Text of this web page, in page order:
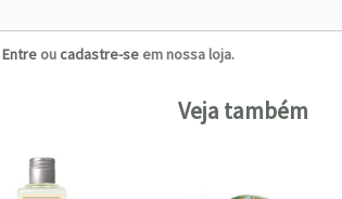
Entre oucadastre-se em nossa loja.
Veja também